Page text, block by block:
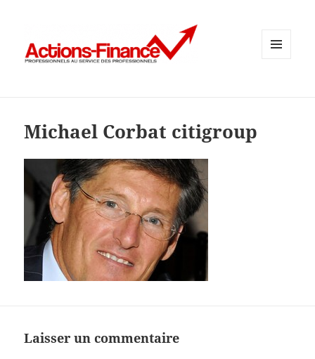
Michael Corbat citigroup
Laisser un commentaire